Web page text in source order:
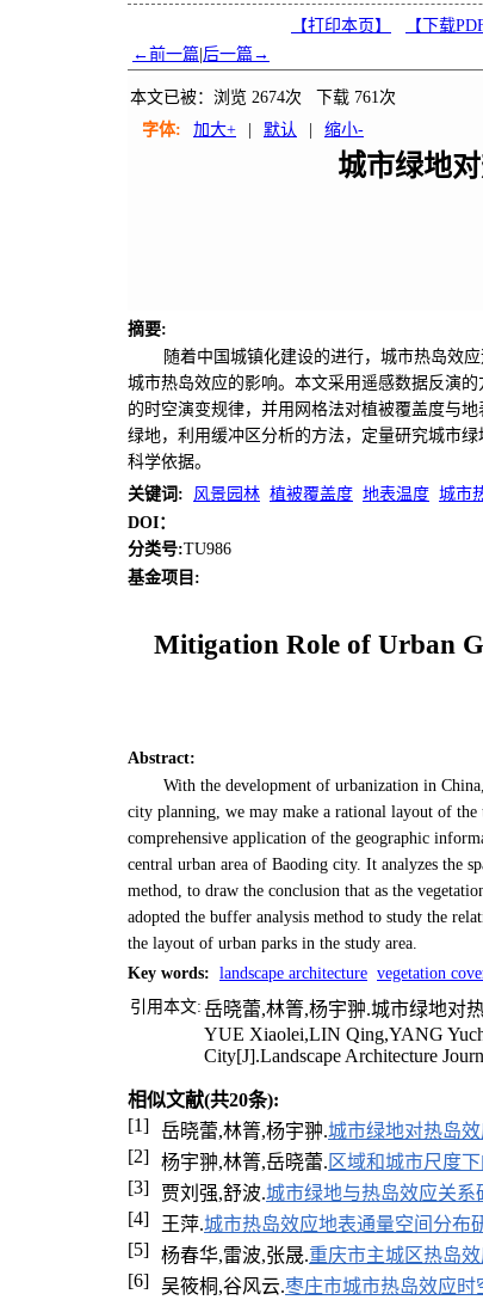
【打印本页】 【下载
←前一篇 后一篇→
本文已被：浏览 2674次 下载 761次
字体: 加大+ 默认 缩小-
城市绿地
摘要:
随着中国城镇化建设的进行，城市热岛效
城市热岛效应的影响。本文采用遥感数据反演
的时空演变规律，并用网格法对植被覆盖度与
绿地，利用缓冲区分析的方法，定量研究城市
科学依据。
关键词 : 风景园林 植被覆盖度 地表温度 城市
DOI：
分类号:TU986
基金项目:
Mitigation Role of Urban
Abstract:
With the development of urbanization in
city planning, we may make a rational layout of the
comprehensive application of the geographic
central urban area of Baoding city. It analyzes the
method, to draw the conclusion that as the
adopted the buffer analysis method to study the
the layout of urban parks in the study area.
Key words: landscape architecture vegetation
引用本文: 岳晓蕾,林箐,杨宇翀.城市绿地对
YUE Xiaolei,LIN Qing,YANG
City[J].Landscape Architecture
相似文献(共20条):
[1] 岳晓蕾,林箐,杨宇翀.城市绿地对热岛
[2] 杨宇翀,林箐,岳晓蕾. 区域和城市尺度
[3]
贾刘强,舒波.城市绿地与热岛效应关系
[4]
王萍.城市热岛效应地表通量空间分布
[5] 杨春华,雷波,张晟.重庆市主城区热岛
[6] 吴筱桐,谷风云.枣庄市城市热岛效应时